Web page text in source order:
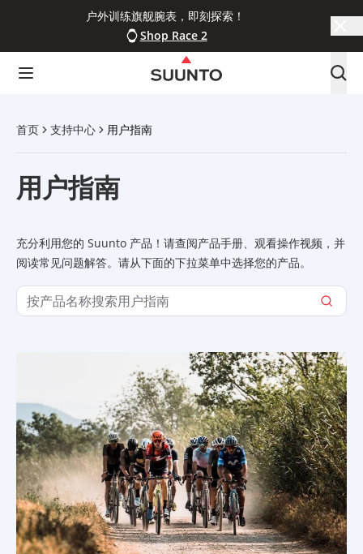
户外训练旗舰腕表，即刻探索！
Shop Race 2
首页 支持中心 用户指南
用户指南
充分利用您的 Suunto 产品！请查阅产品手册、观看操作视频，并
阅读常见问题解答。请从下面的下拉菜单中选择您的产品。